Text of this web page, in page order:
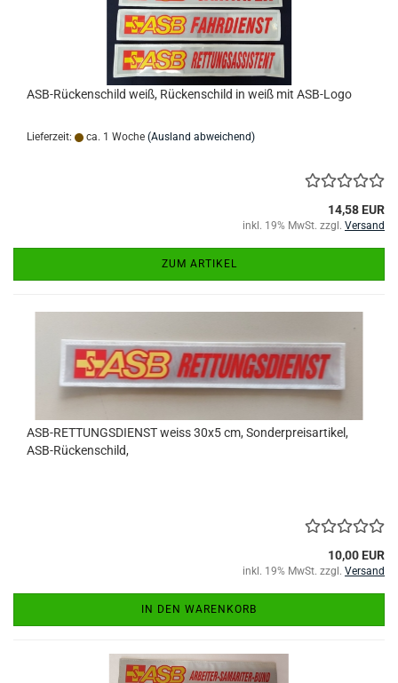
ASB-Rückenschild weiß, Rückenschild in weiß mit ASB-Logo
Lieferzeit: ca. 1 Woche (Ausland abweichend)
14,58 EUR
inkl. 19% MwSt. zzgl. Versand
ZUM ARTIKEL
ASB-RETTUNGSDIENST weiss 30x5 cm, Sonderpreisartikel,
ASB-Rückenschild,
10,00 EUR
inkl. 19% MwSt. zzgl. Versand
IN DEN WARENKORB